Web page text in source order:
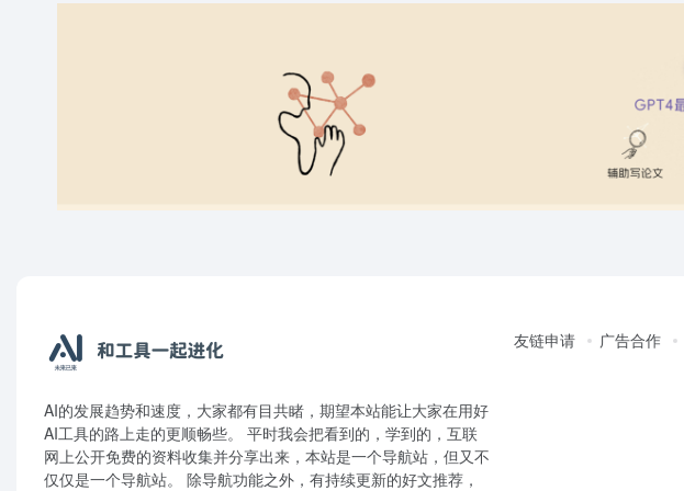
AI的发展趋势和速度，大家都有目共睹，期望本站能让大家在用好
AI工具的路上走的更顺畅些。 平时我会把看到的，学到的，互联
网上公开免费的资料收集并分享出来，本站是一个导航站，但又不
仅仅是一个导航站。 除导航功能之外，有持续更新的好文推荐，
友链申请 广告合作